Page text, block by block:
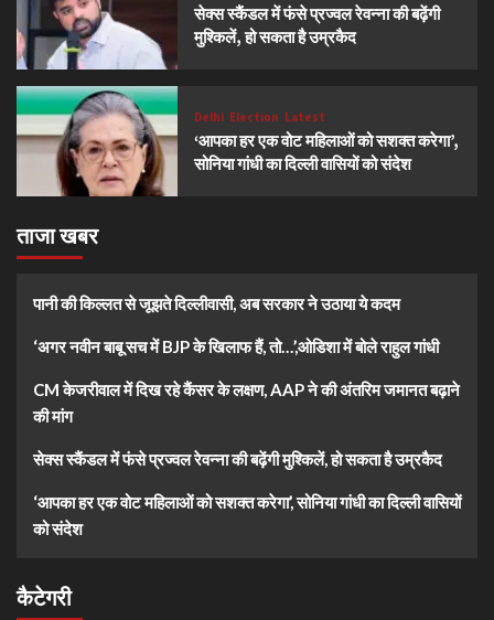
सेक्स स्कैंडल में फंसे प्रज्वल रेवन्ना की बढ़ेंगी
मुश्किलें, हो सकता है उम्रकैद
Delhi Election Latest
‘आपका हर एक वोट महिलाओं को सशक्त करेगा’,
सोनिया गांधी का दिल्ली वासियों को संदेश
ताजा खबर
पानी की किल्लत से जूझते दिल्लीवासी, अब सरकार ने उठाया ये कदम
‘अगर नवीन बाबू सच में BJP के खिलाफ हैं, तो…’,ओडिशा में बोले राहुल गांधी
CM केजरीवाल में दिख रहे कैंसर के लक्षण, AAP ने की अंतरिम जमानत बढ़ाने
की मांग
सेक्स स्कैंडल में फंसे प्रज्वल रेवन्ना की बढ़ेंगी मुश्किलें, हो सकता है उम्रकैद
‘आपका हर एक वोट महिलाओं को सशक्त करेगा’, सोनिया गांधी का दिल्ली वासियों
को संदेश
कैटेगरी